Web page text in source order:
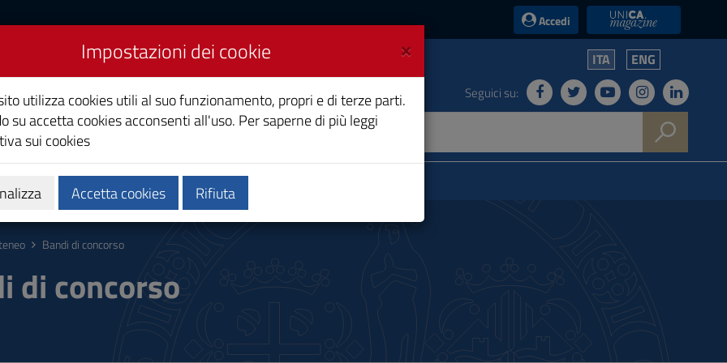
Accedi UniCA News
di Cagliari
ITA ENG
Seguici su:
Ricerca Società e territorio
Bandi di concorso
di concorso
×
Impostazioni dei cookie
utilizza cookies utili al suo funzionamento, propri e di terze parti.
su accetta cookies acconsenti all'uso. Per saperne di più leggi
sui cookies
Accetta cookies Rifiuta